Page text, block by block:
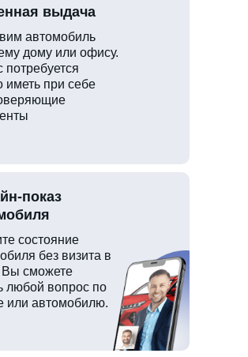
автомобиль
дому или офису.
потребуется
иметь при себе
состояние
без визита в
сможете
любой вопрос по
или автомобилю.
выдача
показ